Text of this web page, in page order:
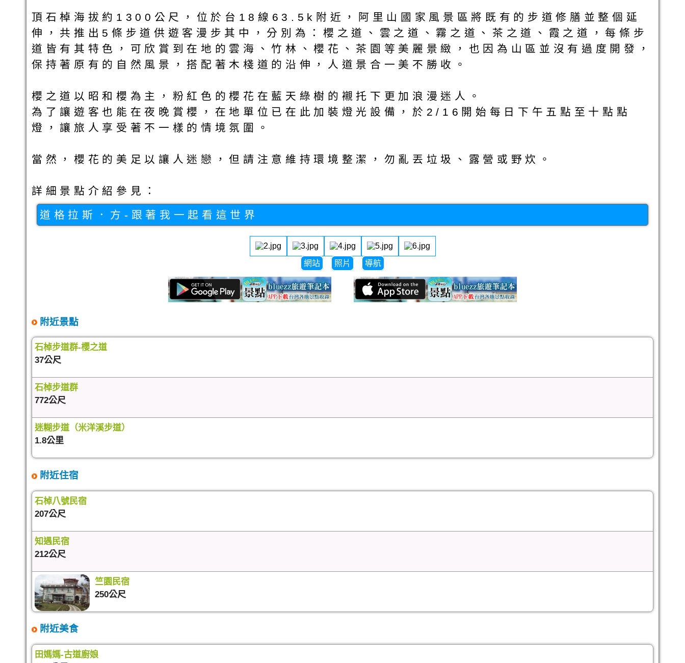
頂石棹海拔約1300公尺，位於台18線63.5k附近，阿里山國家風景區將既有的步道修膳並整個延
伸，共推出5條步道供遊客漫步其中，分別為：櫻之道、雲之道、霧之道、茶之道、霞之道，每條步
道皆有其特色，可欣賞到在地的雲海、竹林、櫻花、茶園等美麗景緻，也因為山區並沒有過度開發，
保持著原有的自然風景，搭配著木棧道的沿伸，人道景合一美不勝收。
櫻之道以昭和櫻為主，粉紅色的櫻花在藍天綠樹的襯托下更加浪漫迷人。
為了讓遊客也能在夜晚賞櫻，在地單位已在此加裝燈光設備，於2/16開始每日下午五點至十點點
燈，讓旅人享受著不一樣的情境氛圍。
當然，櫻花的美足以讓人迷戀，但請注意維持環境整潔，勿亂丟垃圾、露營或野炊。
詳細景點介紹參見：
道格拉斯．方-跟著我一起看這世界
網站 照片 導航
附近景點
石棹步道群-櫻之道
37公尺
石棹步道群
772公尺
迷糊步道（米洋溪步道）
1.8公里
附近住宿
石棹八號民宿
207公尺
知遇民宿
212公尺
竺園民宿
250公尺
附近美食
田媽媽-古道廚娘